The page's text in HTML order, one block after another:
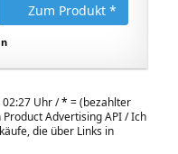
Zum Produkt *
02:27 Uhr /* = (bezahlter
Advertising API / Ich
die über Links in